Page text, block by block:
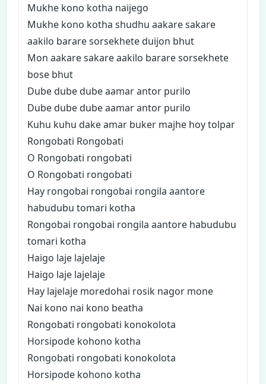
Mukhe kono kotha naijego
Mukhe kono kotha shudhu aakare sakare
aakilo barare sorsekhete duijon bhut
Mon aakare sakare aakilo barare sorsekhete
bose bhut
Dube dube dube aamar antor purilo
Dube dube dube aamar antor purilo
Kuhu kuhu dake amar buker majhe hoy tolpar
Rongobati Rongobati
O Rongobati rongobati
O Rongobati rongobati
Hay rongobai rongobai rongila aantore
habudubu tomari kotha
Rongobai rongobai rongila aantore habudubu
tomari kotha
Haigo laje lajelaje
Haigo laje lajelaje
Hay lajelaje moredohai rosik nagor mone
Nai kono nai kono beatha
Rongobati rongobati konokolota
Horsipode kohono kotha
Rongobati rongobati konokolota
Horsipode kohono kotha